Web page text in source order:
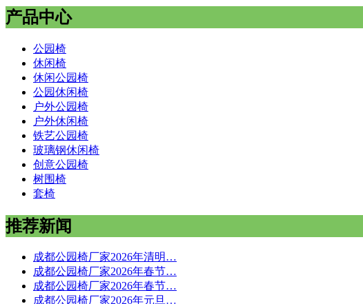
产品中心
公园椅
休闲椅
休闲公园椅
公园休闲椅
户外公园椅
户外休闲椅
铁艺公园椅
玻璃钢休闲椅
创意公园椅
树围椅
套椅
推荐新闻
成都公园椅厂家2026年清明…
成都公园椅厂家2026年春节…
成都公园椅厂家2026年春节…
成都公园椅厂家2026年元旦…